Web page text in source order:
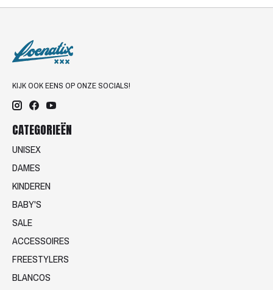
KIJK OOK EENS OP ONZE SOCIALS!
CATEGORIEËN
UNISEX
DAMES
KINDEREN
BABY'S
SALE
ACCESSOIRES
FREESTYLERS
BLANCOS